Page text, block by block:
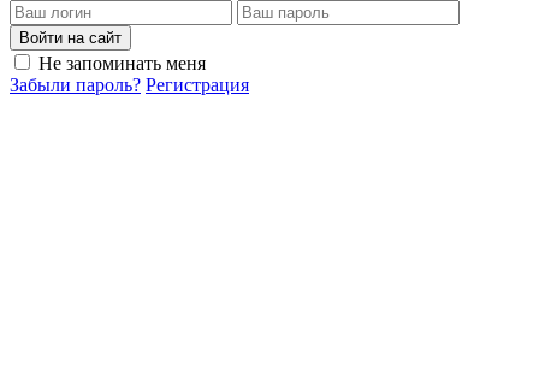
Войти на сайт
Не запоминать меня
Забыли пароль? Регистрация